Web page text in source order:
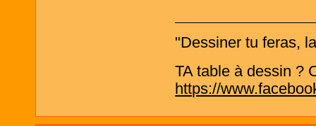
"Dessiner tu feras,
TA table à dessin ?
https://